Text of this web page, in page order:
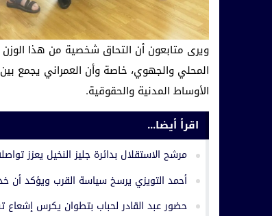
ويرى متابعون أن التحاق شخصية من هذا
المحلي والجهوي، خاصة وأن العمراني يجمع
الأوساط المدنية والحقوقية.
اقرأ أيضا...
مرشح الاستقلال بدائرة جليز النخيل يعزز
أحمد التويزي يرسخ سياسة القرب ويؤكد أن
حضور عبد القادر لحباب بتطوان يكرس